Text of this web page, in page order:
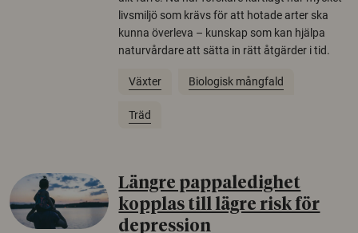
livsmiljö som krävs för att hotade arter ska
kunna överleva – kunskap som kan hjälpa
naturvårdare att sätta in rätt åtgärder i tid.
Växter Biologisk mångfald
Träd
Längre pappaledighet
kopplas till lägre risk för
depression